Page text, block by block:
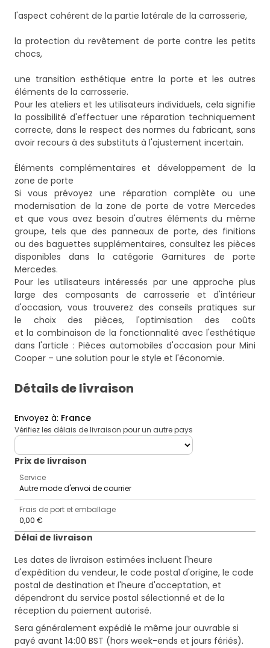
l'aspect cohérent de la partie latérale de la carrosserie,
la protection du revêtement de porte contre les petits
chocs,
une transition esthétique entre la porte et les autres
éléments de la carrosserie.
Pour les ateliers et les utilisateurs individuels, cela signifie
la possibilité d'effectuer une réparation techniquement
correcte, dans le respect des normes du fabricant, sans
avoir recours à des substituts à l'ajustement incertain.
Éléments complémentaires et développement de la
zone de porte
Si vous prévoyez une réparation complète ou une
modernisation de la zone de porte de votre Mercedes
et que vous avez besoin d'autres éléments du même
groupe, tels que des panneaux de porte, des finitions
ou des baguettes supplémentaires, consultez les pièces
disponibles dans la catégorieGarnitures de porte
Mercedes.
Pour les utilisateurs intéressés par une approche plus
large des composants de carrosserie et d'intérieur
d'occasion, vous trouverez des conseils pratiques sur
le choix des pièces, l'optimisation des coûts
et la combinaison de la fonctionnalité avec l'esthétique
dans l'article :Pièces automobiles d'occasion pour Mini
Cooper – une solution pour le style et l'économie.
Détails de livraison
Envoyez à: France
Vérifiez les délais de livraison pour un autre pays
deliveryCountry
Prix ​​de livraison
Service
Autre mode d'envoi de courrier
Frais de port et emballage
0,00 €
Délai de livraison
Les dates de livraison estimées incluent l'heure
d'expédition du vendeur, le code postal d'origine, le code
postal de destination et l'heure d'acceptation, et
dépendront du service postal sélectionné et de la
réception du paiement autorisé.
Sera généralement expédié le même jour ouvrable si
payé avant 14:00 BST (hors week-ends et jours fériés).